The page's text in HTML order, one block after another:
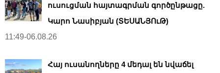
ուսուցման հայտագրման գործընթացը.
Կարո Նասիբյան (ՏԵՍԱՆՅՈւԹ)
11:49-06.08.26
Հայ ուսանողները 4 մեդալ են նվաճել